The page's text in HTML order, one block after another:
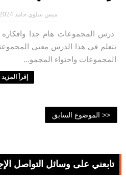
ميس سلوي حامد
درس المجموعات هام جدا وافكاره
نتعلم في هذا الدرس معني
المجموعات واحتواء المجمو...
إقرأ
<< الموضوع السابق
تابعني على وسائل التواصل